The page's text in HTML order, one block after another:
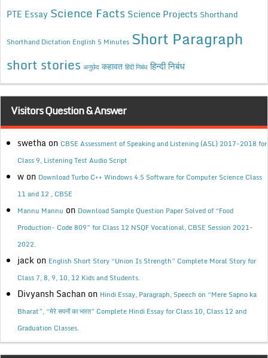
PTE Essay Science Facts Science Projects Shorthand
Shorthand Dictation English 5 Minutes Short Paragraph
short stories अनुछेद कहावत हिंदी निबंध हिन्दी निबंध
Visitors Question & Answer
swetha on CBSE Assessment of Speaking and Listening (ASL) 2017-2018 for
Class 9, Listening Test Audio Script
w on Download Turbo C++ Windows 4.5 Software for Computer Science Class
11 and 12 , CBSE
Mannu Mannu on Download Sample Question Paper Solved of “Food
Production- Code 809” for Class 12 NSQF Vocational, CBSE Session 2021-
2022.
jack on English Short Story “Union Is Strength” Complete Moral Story for
Class 7, 8, 9, 10, 12 Kids and Students.
Divyansh Sachan on Hindi Essay, Paragraph, Speech on “Mere Sapno ka
Bharat”, “मेरे सपनों का भारत” Complete Hindi Essay for Class 10, Class 12 and
Graduation Classes.